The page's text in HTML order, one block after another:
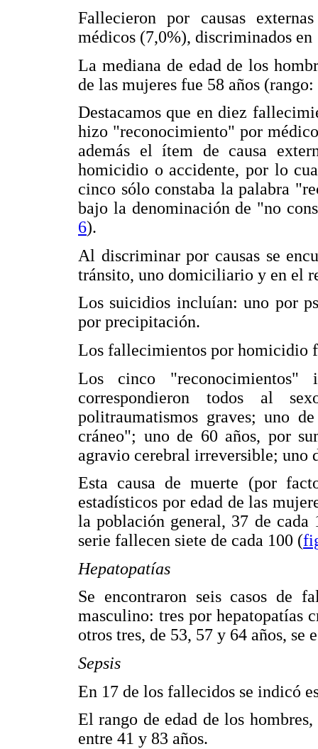
Fallecieron por causas
médicos (7,0%), discriminados en
La mediana de edad de los
de las mujeres fue 58 años
Destacamos que en diez
hizo "reconocimiento" por
además el ítem de causa
homicidio o accidente, por lo
cinco sólo constaba la palabra
bajo la denominación de "no
6).
Al discriminar por causas se
tránsito, uno domiciliario y en el
Los suicidios incluían: uno por
por precipitación.
Los fallecimientos por homicidio
Los cinco "reconocimientos"
correspondieron todos al
politraumatismos graves; uno
cráneo"; uno de 60 años, por
agravio cerebral irreversible; uno
Esta causa de muerte (por
estadísticos por edad de las
la población general, 37 de cada
serie fallecen siete de cada 100 (
Hepatopatías
Se encontraron seis casos de
masculino: tres por hepatopatías
otros tres, de 53, 57 y 64 años,
Sepsis
En 17 de los fallecidos se indicó
El rango de edad de los
entre 41 y 83 años.